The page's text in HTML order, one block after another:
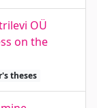
OÜ
on the
theses